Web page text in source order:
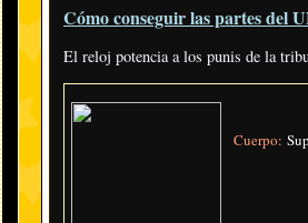
Cómo conseguir las partes del
El reloj potencia a los punis de la
Cuerpo: